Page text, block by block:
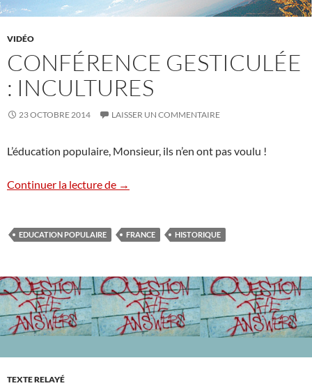
VIDÉO
CONFÉRENCE GESTICULÉE
: INCULTURES
23 OCTOBRE 2014 LAISSER UN COMMENTAIRE
L’éducation populaire, Monsieur, ils n’en ont pas voulu !
Continuer la lecture de Conférence gesticulée : Incultures
→
EDUCATION POPULAIRE FRANCE HISTORIQUE
TEXTE RELAYÉ